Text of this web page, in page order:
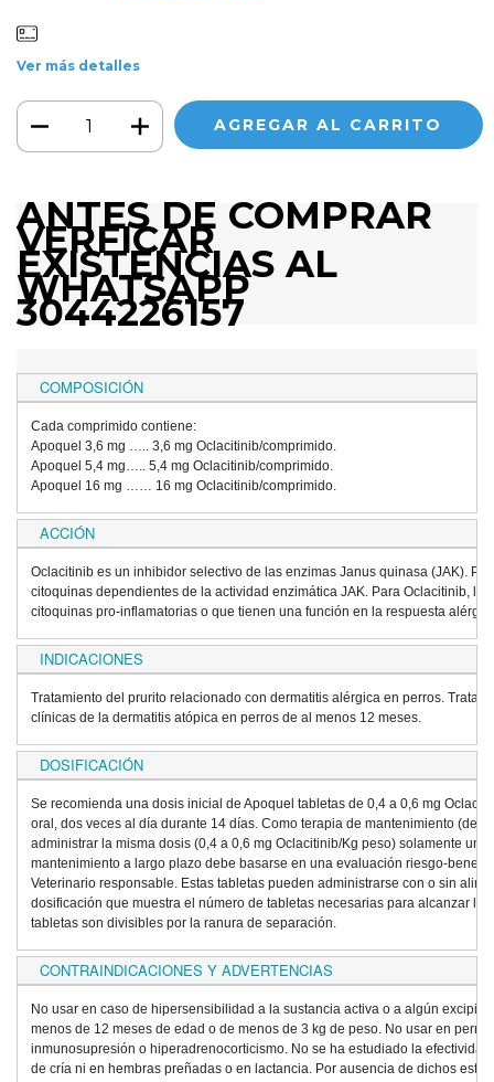
Ver más detalles
ANTES DE COMPRAR
VERFICAR
EXISTENCIAS AL
WHATSAPP
3044226157
COMPOSICIÓN
Cada comprimido contiene:
Apoquel 3,6 mg ….. 3,6 mg Oclacitinib/comprimido.
Apoquel 5,4 mg….. 5,4 mg Oclacitinib/comprimido.
Apoquel 16 mg …… 16 mg Oclacitinib/comprimido.
ACCIÓN
Oclacitinib es un inhibidor selectivo de las enzimas Janus quinasa (JAK).
citoquinas dependientes de la actividad enzimática JAK. Para Oclacitinib,
citoquinas pro-inflamatorias o que tienen una función en la respuesta
INDICACIONES
Tratamiento del prurito relacionado con dermatitis alérgica en perros.
clínicas de la dermatitis atópica en perros de al menos 12 meses.
DOSIFICACIÓN
Se recomienda una dosis inicial de Apoquel tabletas de 0,4 a 0,6 mg
oral, dos veces al día durante 14 días. Como terapia de mantenimiento
administrar la misma dosis (0,4 a 0,6 mg Oclacitinib/Kg peso) solamente
mantenimiento a largo plazo debe basarse en una evaluación riesgo-
Veterinario responsable. Estas tabletas pueden administrarse con o sin
dosificación que muestra el número de tabletas necesarias para alcanzar la
tabletas son divisibles por la ranura de separación.
CONTRAINDICACIONES Y ADVERTENCIAS
No usar en caso de hipersensibilidad a la sustancia activa o a algún
menos de 12 meses de edad o de menos de 3 kg de peso. No usar en
inmunosupresión o hiperadrenocorticismo. No se ha estudiado la
de cría ni en hembras preñadas o en lactancia. Por ausencia de dichos